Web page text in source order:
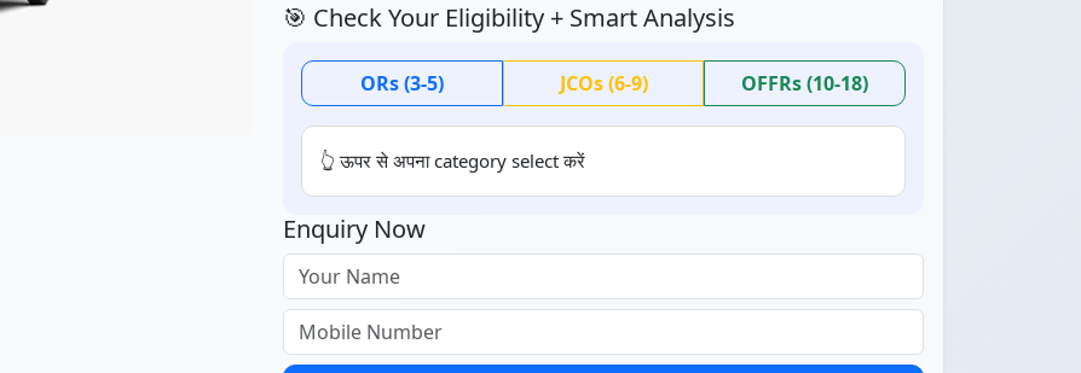
🎯 Check Your Eligibility + Smart Analysis
ORs (3-5) JCOs (6-9) OFFRs (10-18)
👆 ऊपर से अपना category select करें
Enquiry Now